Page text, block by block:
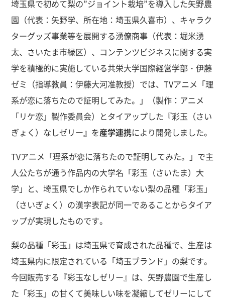
埼玉県で初めて梨の”ジョイント栽培”を導入した矢野農
園（代表：矢野学、所在地：埼玉県久喜市）、キャラク
ターグッズ事業等を展開する湧僚商事（代表：堀米湧
太、さいたま市緑区）、コンテンツビジネスに関する実
学を積極的に実施している共栄大学国際経営学部・伊藤
ゼミ（指導教員：伊藤大河准教授）では、TVアニメ「理
系が恋に落ちたので証明してみた。」（製作：アニメ
「リケ恋」製作委員会）とタイアップした『彩玉（さい
ぎょく）なしゼリー』を産学連携により開発しました。
TVアニメ「理系が恋に落ちたので証明してみた。」で主
人公たちが通う作品内の大学名「彩玉（さいたま）大
学」と、埼玉県でしか作られていない梨の品種「彩玉」
（さいぎょく）の漢字表記が同一であることからタイア
ップが実現したものです。
梨の品種「彩玉」は埼玉県で育成された品種で、生産は
埼玉県内に限定されている「埼玉ブランド」の梨です。
今回販売する『彩玉なしゼリー』は、矢野農園で生産し
た「彩玉」の甘くて美味しい味を凝縮してゼリーにして